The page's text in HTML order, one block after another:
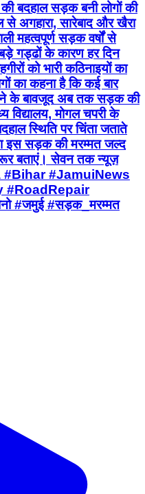
बदहाल सड़क बनी लोगों की
अगहारा, सारेबाद और खैरा
महत्वपूर्ण सड़क वर्षों से
गड्ढों के कारण हर दिन
को भारी कठिनाइयों का
का कहना है कि कई बार
के बावजूद अब तक सड़क की
विद्यालय, मोगल चपरी के
स्थिति पर चिंता जताते
इस सड़क की मरम्मत जल्द
बताएं। सेवन तक न्यूज़
#JamuiNews
#RoadRepair
#जमुई #सड़क_मरम्मत